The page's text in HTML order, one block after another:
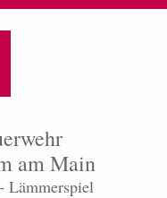
am Main
Lämmerspiel